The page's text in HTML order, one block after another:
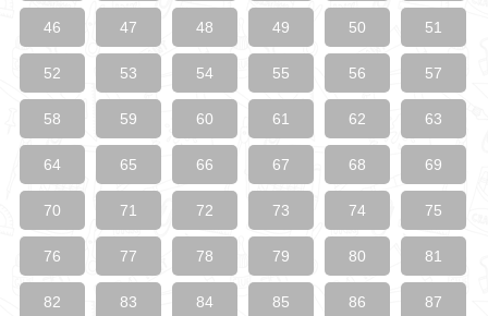
46 47 48 49 50 51
52 53 54 55 56 57
58 59 60 61 62 63
64 65 66 67 68 69
70 71 72 73 74 75
76 77 78 79 80 81
82 83 84 85 86 87